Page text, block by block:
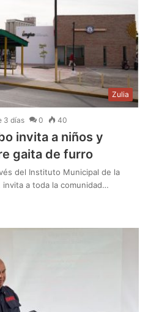
Zulia
3 días 0 40
invita a niños y
gaita de furro
del Instituto Municipal de la
invita a toda la comunidad…